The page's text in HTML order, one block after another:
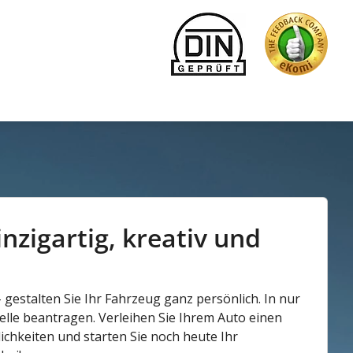
kreativ und
Sie Ihr Fahrzeug ganz persönlich. In nur
beantragen. Verleihen Sie Ihrem Auto einen
und starten Sie noch heute Ihr